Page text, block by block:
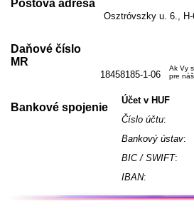
Poštová adresa
Osztróvszky u. 6.,
Daňové číslo
MR
18458185-1-06
Ak Vy
pre
Bankové spojenie
Účet v HUF
Číslo účtu:
Bankový ústav:
BIC / SWIFT:
IBAN: